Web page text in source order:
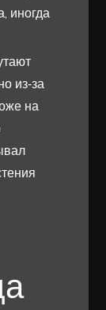
иногда
из‑за
на